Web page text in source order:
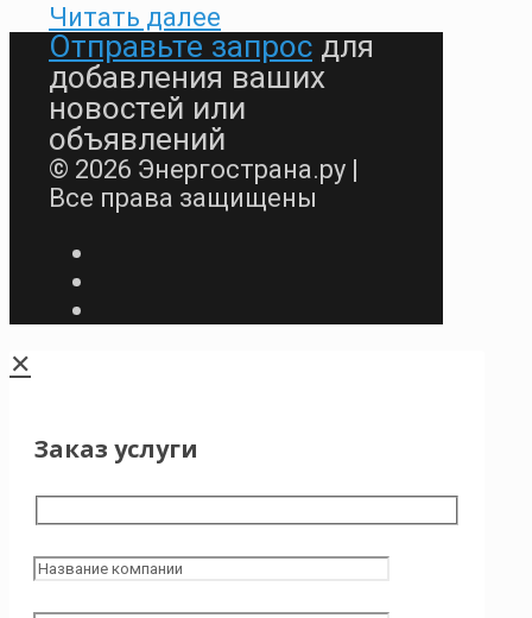
Читать далее
Отправьте запрос для
добавления ваших
новостей или
объявлений
© 2026 Энергострана.ру |
Все права защищены
✕
Заказ услуги